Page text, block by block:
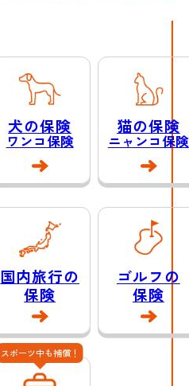
犬の保険
ワンコ保険
猫の保険
ニャンコ保険
国内旅行の
保険
ゴルフの
保険
スポーツ中も補償！